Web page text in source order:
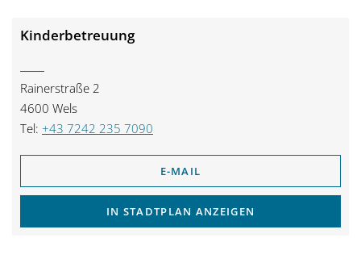
Kinderbetreuung
Rainerstraße 2
4600 Wels
Tel: +43 7242 235 7090
E-MAIL
IN STADTPLAN ANZEIGEN